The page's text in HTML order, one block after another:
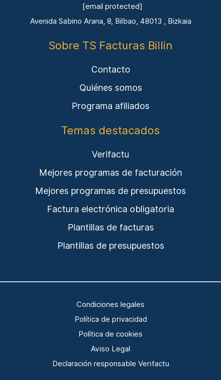
[email protected]
Avenida Sabino Arana, 8, Bilbao, 48013 , Bizkaia
Sobre TS Facturas Billin
Contacto
Quiénes somos
Programa afiliados
Temas destacados
Verifactu
Mejores programas de facturación
Mejores programas de presupuestos
Factura electrónica obligatoria
Plantillas de facturas
Plantillas de presupuestos
Condiciones legales
Política de privacidad
Política de cookies
Aviso Legal
Declaración responsable Verifactu